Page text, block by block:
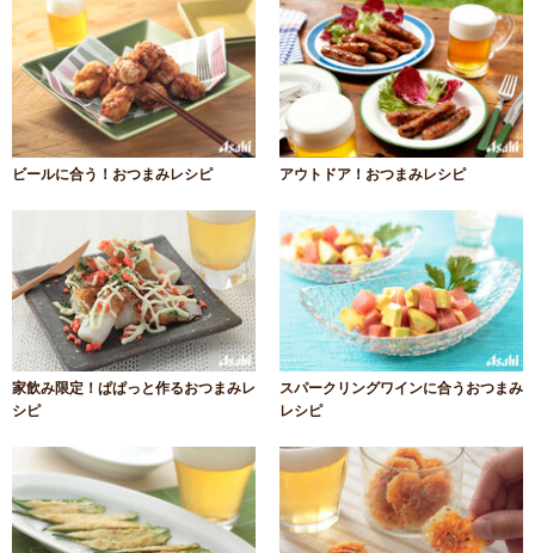
ビールに合う！おつまみレシピ アウトドア！おつまみレシピ
家飲み限定！ぱぱっと作るおつまみレ
シピ
スパークリングワインに合うおつまみ
レシピ